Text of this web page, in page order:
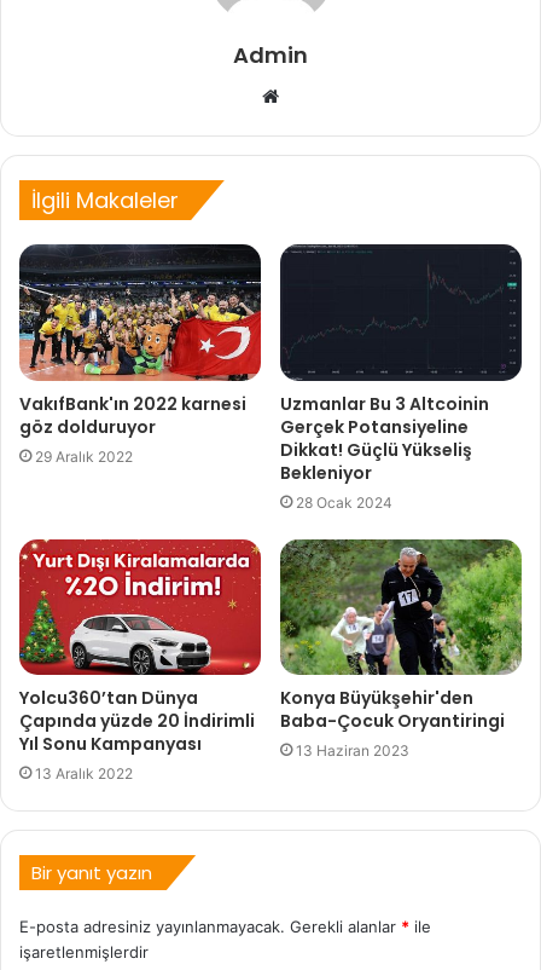
Admin
Web
İlgili Makaleler
VakıfBank'ın 2022 karnesi
göz dolduruyor
29 Aralık 2022
Uzmanlar Bu 3 Altcoinin
Gerçek Potansiyeline
Dikkat! Güçlü Yükseliş
Bekleniyor
28 Ocak 2024
Yolcu360’tan Dünya
Çapında yüzde 20 İndirimli
Yıl Sonu Kampanyası
13 Aralık 2022
Konya Büyükşehir'den
Baba-Çocuk Oryantiringi
13 Haziran 2023
Bir yanıt yazın
E-posta adresiniz yayınlanmayacak. Gerekli alanlar * ile
işaretlenmişlerdir